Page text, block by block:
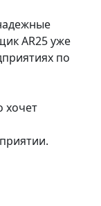
AR25 уже
по
хочет